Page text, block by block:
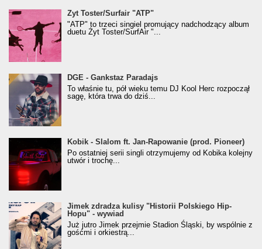
Żyt Toster/SurfAir - ATP VIDEO
Żyt Toster/Surfair "ATP"
"ATP" to trzeci singiel promujący nadchodzący album
duetu Żyt Toster/SurfAir "...
donGURALesko z nagrodą za
Klasyczny/Trueschoolowy Album Roku
(Popkillery 2023)
DGE - Gankstaz Paradajs
To właśnie tu, pół wieku temu DJ Kool Herc rozpoczął
sagę, która trwa do dziś...
Kobik - Slalom ft. Jan-Rapowanie (prod. Pioneer)
[Official Music Visualiser]
Kobik - Slalom ft. Jan-Rapowanie (prod. Pioneer)
Po ostatniej serii singli otrzymujemy od Kobika kolejny
utwór i trochę...
Jimek zdradza kulisy "Historii Polskiego Hip-
Hopu" - wywiad
Jimek zdradza kulisy "Historii Polskiego Hip-
Hopu" - wywiad
Już jutro Jimek przejmie Stadion Śląski, by wspólnie z
gośćmi i orkiestrą...